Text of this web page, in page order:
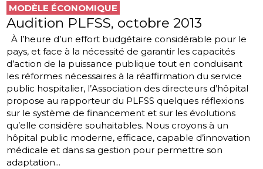
MODÈLE ÉCONOMIQUE
Audition PLFSS, octobre 2013
À l’heure d’un effort budgétaire considérable pour le
pays, et face à la nécessité de garantir les capacités
d’action de la puissance publique tout en conduisant
les réformes nécessaires à la réaffirmation du service
public hospitalier, l’Association des directeurs d’hôpital
propose au rapporteur du PLFSS quelques réflexions
sur le système de financement et sur les évolutions
qu’elle considère souhaitables. Nous croyons à un
hôpital public moderne, efficace, capable d’innovation
médicale et dans sa gestion pour permettre son
adaptation...